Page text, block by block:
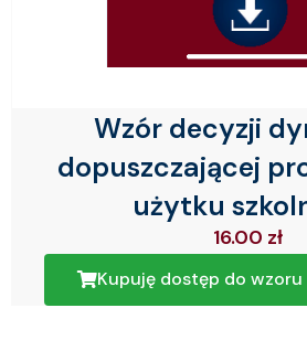
Wzór decyzji
dopuszczającej
użytku
16.00 zł
Kupuję dostęp do wzoru